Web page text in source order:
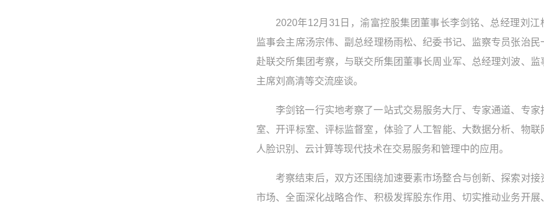
2020年12月31日，渝富控股集团董事长李剑铭、总经理刘江
监事会主席汤宗伟、副总经理杨雨松、纪委书记、监察专员张治民
赴联交所集团考察，与联交所集团董事长周业军、总经理刘波、监
主席刘高清等交流座谈。
李剑铭一行实地考察了一站式交易服务大厅、专家通道、专家
室、开评标室、评标监督室，体验了人工智能、大数据分析、物联
人脸识别、云计算等现代技术在交易服务和管理中的应用。
考察结束后，双方还围绕加速要素市场整合与创新、探索对接
市场、全面深化战略合作、积极发挥股东作用、切实推动业务开展